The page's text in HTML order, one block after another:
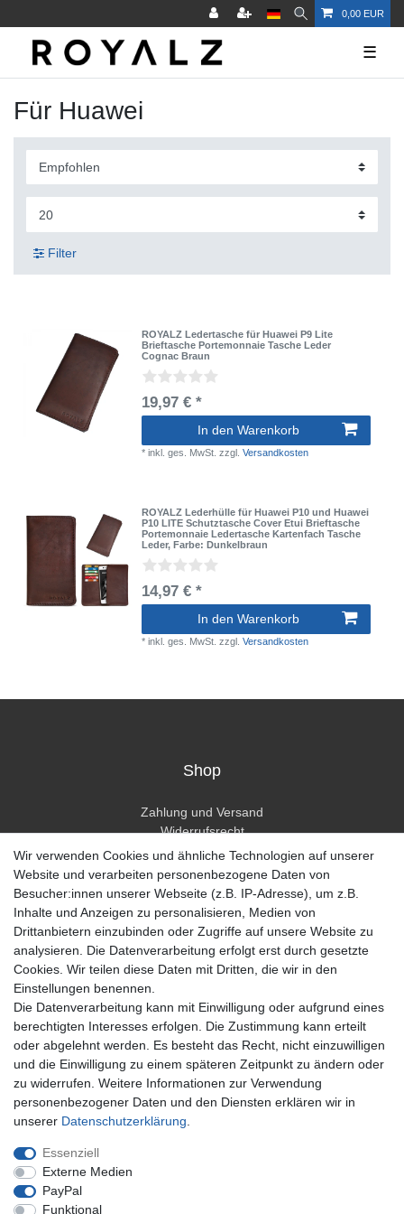
0,00 EUR
☰
Für Huawei
Filter
ROYALZ Ledertasche für Huawei P9 Lite
Brieftasche Portemonnaie Tasche Leder
Cognac Braun
19,97 € *
In den Warenkorb
*inkl. ges. MwSt. zzgl.Versandkosten
ROYALZ Lederhülle für Huawei P10 und Huawei
P10 LITE Schutztasche Cover Etui Brieftasche
Portemonnaie Ledertasche Kartenfach Tasche
Leder, Farbe: Dunkelbraun
14,97 € *
In den Warenkorb
*inkl. ges. MwSt. zzgl.Versandkosten
Shop
Zahlung und Versand
Widerrufsrecht
Widerrufsformular
Hilfe
Mein Konto
Registrieren
Anmelden
Unternehmen
Kontakt
Datenschutzerklärung
AGB Kundeninformationen
Impressum
Zahlung und Versand
Wir verwenden Cookies und ähnliche Technologien auf unserer
Website und verarbeiten personenbezogene Daten von
Besucher:innen unserer Webseite (z.B. IP-Adresse), um z.B.
Inhalte und Anzeigen zu personalisieren, Medien von
Drittanbietern einzubinden oder Zugriffe auf unsere Website zu
analysieren. Die Datenverarbeitung erfolgt erst durch gesetzte
Cookies. Wir teilen diese Daten mit Dritten, die wir in den
Einstellungen benennen.
Die Datenverarbeitung kann mit Einwilligung oder aufgrund eines
berechtigten Interesses erfolgen. Die Zustimmung kann erteilt
oder abgelehnt werden. Es besteht das Recht, nicht einzuwilligen
und die Einwilligung zu einem späteren Zeitpunkt zu ändern oder
zu widerrufen. Weitere Informationen zur Verwendung
personenbezogener Daten und den Diensten erklären wir in
unserer Daten­schutz­erklärung
Essenziell
Externe Medien
PayPal
Funktional